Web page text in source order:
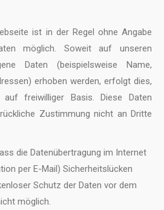
ist in der Regel ohne Angabe
möglich. Soweit auf unseren
Daten (beispielsweise Name,
erhoben werden, erfolgt dies,
freiwilliger Basis. Diese Daten
Zustimmung nicht an Dritte
die Datenübertragung im Internet
per E-Mail) Sicherheitslücken
Schutz der Daten vor dem
möglich.